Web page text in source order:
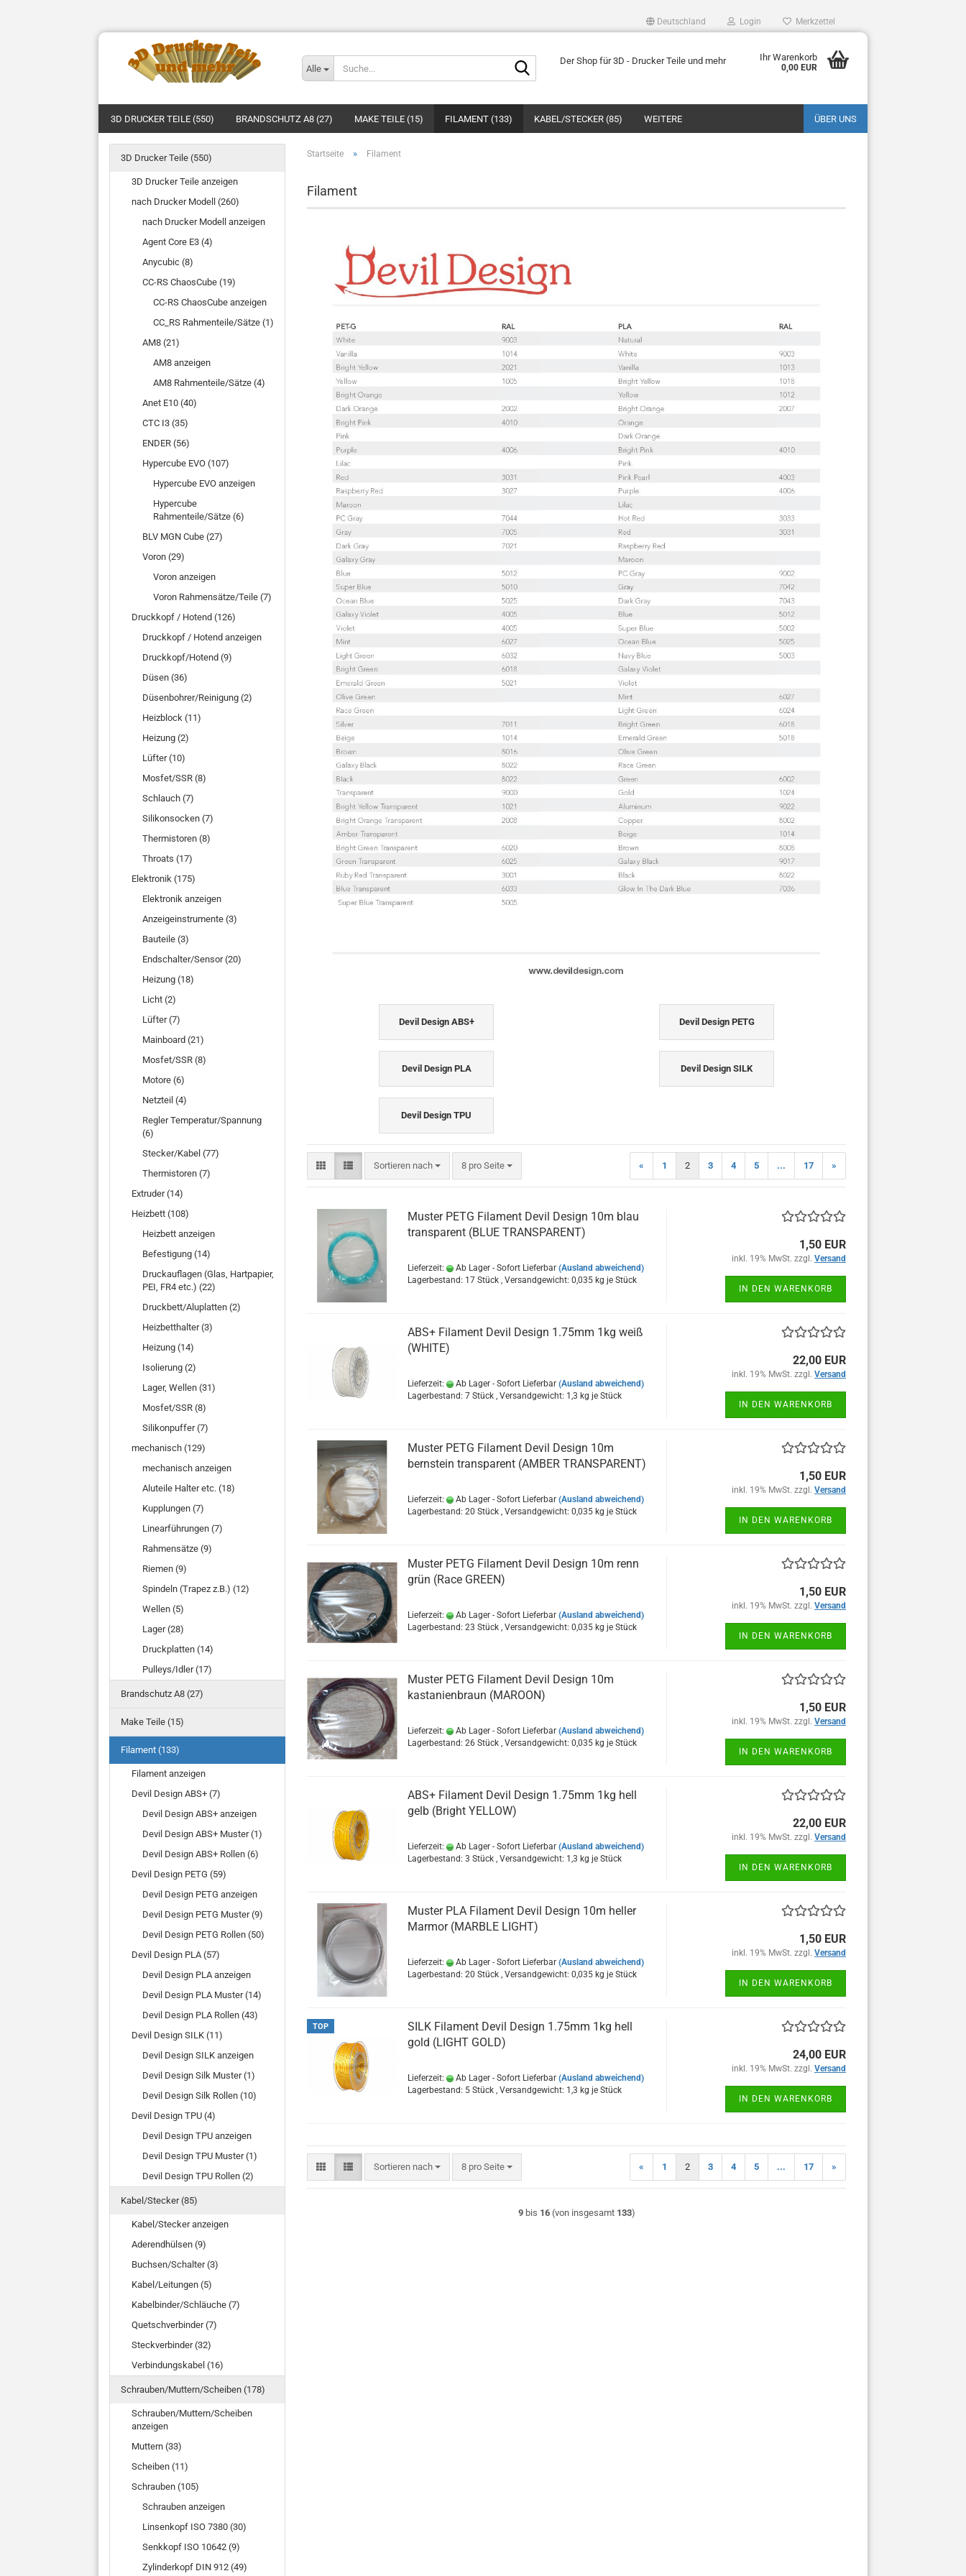
Deutschland Login Merkzettel
Alle
Suche...Der Shop für 3D - Drucker Teile und mehr Ihr Warenkorb
0,00 EUR
3D DRUCKER TEILE (550) BRANDSCHUTZ A8 (27) MAKE TEILE (15) FILAMENT (133) KABEL/STECKER (85) ÜBER UNS
WEITERE
Startseite » Filament
Filament
Devil Design ABS+ Devil Design PETG
Devil Design PLA Devil Design SILK
Devil Design TPU
Sortieren nach
Sortieren nach 8 pro Seite
pro Seite « 1 2 3 4 5 ... 17 »
Muster PETG Filament Devil Design 10m blau
transparent (BLUE TRANSPARENT)
Lieferzeit: Ab Lager - Sofort Lieferbar (Ausland abweichend)
Lagerbestand: 17 Stück , Versandgewicht: 0,035 kg je Stück
1,50 EUR
inkl. 19% MwSt. zzgl. Versand
IN DEN WARENKORB
ABS+ Filament Devil Design 1.75mm 1kg weiß
(WHITE)
Lieferzeit: Ab Lager - Sofort Lieferbar (Ausland abweichend)
Lagerbestand: 7 Stück , Versandgewicht: 1,3 kg je Stück
22,00 EUR
inkl. 19% MwSt. zzgl. Versand
IN DEN WARENKORB
Muster PETG Filament Devil Design 10m
bernstein transparent (AMBER TRANSPARENT)
Lieferzeit: Ab Lager - Sofort Lieferbar (Ausland abweichend)
Lagerbestand: 20 Stück , Versandgewicht: 0,035 kg je Stück
1,50 EUR
inkl. 19% MwSt. zzgl. Versand
IN DEN WARENKORB
Muster PETG Filament Devil Design 10m renn
grün (Race GREEN)
Lieferzeit: Ab Lager - Sofort Lieferbar (Ausland abweichend)
Lagerbestand: 23 Stück , Versandgewicht: 0,035 kg je Stück
1,50 EUR
inkl. 19% MwSt. zzgl. Versand
IN DEN WARENKORB
Muster PETG Filament Devil Design 10m
kastanienbraun (MAROON)
Lieferzeit: Ab Lager - Sofort Lieferbar (Ausland abweichend)
Lagerbestand: 26 Stück , Versandgewicht: 0,035 kg je Stück
1,50 EUR
inkl. 19% MwSt. zzgl. Versand
IN DEN WARENKORB
ABS+ Filament Devil Design 1.75mm 1kg hell
gelb (Bright YELLOW)
Lieferzeit: Ab Lager - Sofort Lieferbar (Ausland abweichend)
Lagerbestand: 3 Stück , Versandgewicht: 1,3 kg je Stück
22,00 EUR
inkl. 19% MwSt. zzgl. Versand
IN DEN WARENKORB
Muster PLA Filament Devil Design 10m heller
Marmor (MARBLE LIGHT)
Lieferzeit: Ab Lager - Sofort Lieferbar (Ausland abweichend)
Lagerbestand: 20 Stück , Versandgewicht: 0,035 kg je Stück
1,50 EUR
inkl. 19% MwSt. zzgl. Versand
IN DEN WARENKORB
TOP
SILK Filament Devil Design 1.75mm 1kg hell
gold (LIGHT GOLD)
Lieferzeit: Ab Lager - Sofort Lieferbar (Ausland abweichend)
Lagerbestand: 5 Stück , Versandgewicht: 1,3 kg je Stück
24,00 EUR
inkl. 19% MwSt. zzgl. Versand
IN DEN WARENKORB
Sortieren nach
Sortieren nach 8 pro Seite
pro Seite « 1 2 3 4 5 ... 17 »
9bis 16(von insgesamt 133)
3D Drucker Teile (550)
3D Drucker Teile anzeigen
nach Drucker Modell (260)
nach Drucker Modell anzeigen
Agent Core E3 (4)
Anycubic (8)
CC-RS ChaosCube (19)
CC-RS ChaosCube anzeigen
CC_RS Rahmenteile/Sätze (1)
AM8 (21)
AM8 anzeigen
AM8 Rahmenteile/Sätze (4)
Anet E10 (40)
CTC I3 (35)
ENDER (56)
Hypercube EVO (107)
Hypercube EVO anzeigen
Hypercube
Rahmenteile/Sätze (6)
BLV MGN Cube (27)
Voron (29)
Voron anzeigen
Voron Rahmensätze/Teile (7)
Druckkopf / Hotend (126)
Druckkopf / Hotend anzeigen
Druckkopf/Hotend (9)
Düsen (36)
Düsenbohrer/Reinigung (2)
Heizblock (11)
Heizung (2)
Lüfter (10)
Mosfet/SSR (8)
Schlauch (7)
Silikonsocken (7)
Thermistoren (8)
Throats (17)
Elektronik (175)
Elektronik anzeigen
Anzeigeinstrumente (3)
Bauteile (3)
Endschalter/Sensor (20)
Heizung (18)
Licht (2)
Lüfter (7)
Mainboard (21)
Mosfet/SSR (8)
Motore (6)
Netzteil (4)
Regler Temperatur/Spannung
(6)
Stecker/Kabel (77)
Thermistoren (7)
Extruder (14)
Heizbett (108)
Heizbett anzeigen
Befestigung (14)
Druckauflagen (Glas, Hartpapier,
PEI, FR4 etc.) (22)
Druckbett/Aluplatten (2)
Heizbetthalter (3)
Heizung (14)
Isolierung (2)
Lager, Wellen (31)
Mosfet/SSR (8)
Silikonpuffer (7)
mechanisch (129)
mechanisch anzeigen
Aluteile Halter etc. (18)
Kupplungen (7)
Linearführungen (7)
Rahmensätze (9)
Riemen (9)
Spindeln (Trapez z.B.) (12)
Wellen (5)
Lager (28)
Druckplatten (14)
Pulleys/Idler (17)
Brandschutz A8 (27)
Make Teile (15)
Filament (133)
Filament anzeigen
Devil Design ABS+ (7)
Devil Design ABS+ anzeigen
Devil Design ABS+ Muster (1)
Devil Design ABS+ Rollen (6)
Devil Design PETG (59)
Devil Design PETG anzeigen
Devil Design PETG Muster (9)
Devil Design PETG Rollen (50)
Devil Design PLA (57)
Devil Design PLA anzeigen
Devil Design PLA Muster (14)
Devil Design PLA Rollen (43)
Devil Design SILK (11)
Devil Design SILK anzeigen
Devil Design Silk Muster (1)
Devil Design Silk Rollen (10)
Devil Design TPU (4)
Devil Design TPU anzeigen
Devil Design TPU Muster (1)
Devil Design TPU Rollen (2)
Kabel/Stecker (85)
Kabel/Stecker anzeigen
Aderendhülsen (9)
Buchsen/Schalter (3)
Kabel/Leitungen (5)
Kabelbinder/Schläuche (7)
Quetschverbinder (7)
Steckverbinder (32)
Verbindungskabel (16)
Schrauben/Muttern/Scheiben (178)
Schrauben/Muttern/Scheiben
anzeigen
Muttern (33)
Scheiben (11)
Schrauben (105)
Schrauben anzeigen
Linsenkopf ISO 7380 (30)
Senkkopf ISO 10642 (9)
Zylinderkopf DIN 912 (49)